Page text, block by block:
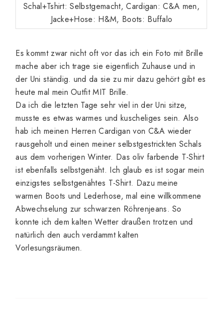
Schal+Tshirt: Selbstgemacht, Cardigan: C&A men,
Jacke+Hose: H&M, Boots: Buffalo
Es kommt zwar nicht oft vor das ich ein Foto mit Brille
mache aber ich trage sie eigentlich Zuhause und in
der Uni ständig. und da sie zu mir dazu gehört gibt es
heute mal mein Outfit MIT Brille.
Da ich die letzten Tage sehr viel in der Uni sitze,
musste es etwas warmes und kuscheliges sein. Also
hab ich meinen Herren Cardigan von C&A wieder
rausgeholt und einen meiner selbstgestrickten Schals
aus dem vorherigen Winter. Das oliv farbende T-Shirt
ist ebenfalls selbstgenäht. Ich glaub es ist sogar mein
einzigstes selbstgenähtes T-Shirt. Dazu meine
warmen Boots und Lederhose, mal eine willkommene
Abwechselung zur schwarzen Röhrenjeans. So
konnte ich dem kalten Wetter draußen trotzen und
natürlich den auch verdammt kalten
Vorlesungsräumen.